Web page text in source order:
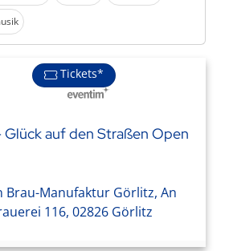
Tickets*
Glück auf den Straßen Open
Brau-Manufaktur Görlitz, An
116, 02826 Görlitz